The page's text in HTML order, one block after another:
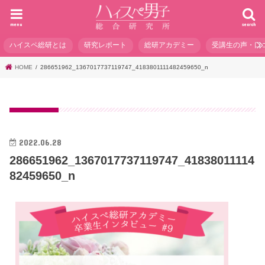
search
menu
ハイスペ総研とは 研究レポート 総研アカデミー 受講生の声・口
HOME 286651962_1367017737119747_4183801111482459650_n
2022.06.28
286651962_1367017737119747_41838011114
82459650_n